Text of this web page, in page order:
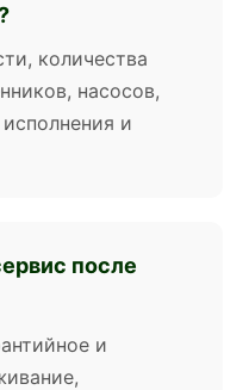
количества
насосов,
и
после
и